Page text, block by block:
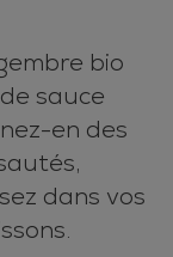
bio
sauce
en des
dans vos